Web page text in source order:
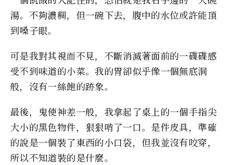
湯。不夠濃稠，但一碗下去，腹中的水位或許能頂
到嗓子眼。
可是我對其視而不見，不斷消滅著面前的一碟碟感
受不到味道的小菜。我的胃卻似乎像一個無底洞
般，沒有一絲飽的跡象。
最後，鬼使神差一般，我拿起了桌上的一個手指尖
大小的黑色物件，狠狠啃了一口。是件皮具，準確
的說是一個裝了東西的小口袋，但我並沒有咬穿，
所以不知道裝的是什麼。